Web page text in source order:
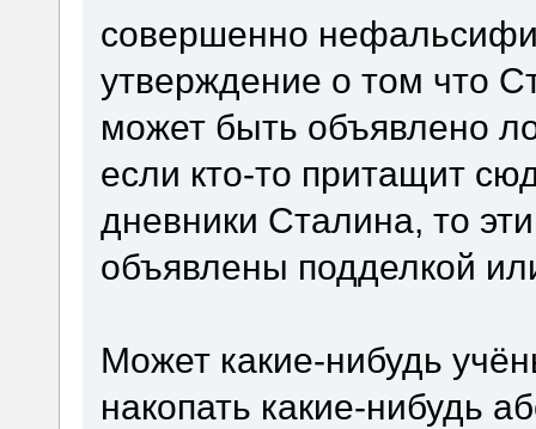
совершенно
утверждение о том что
может быть объявлено
если кто-то притащит
дневники Сталина, то
объявлены подделкой
Может какие-нибудь
накопать какие-нибудь